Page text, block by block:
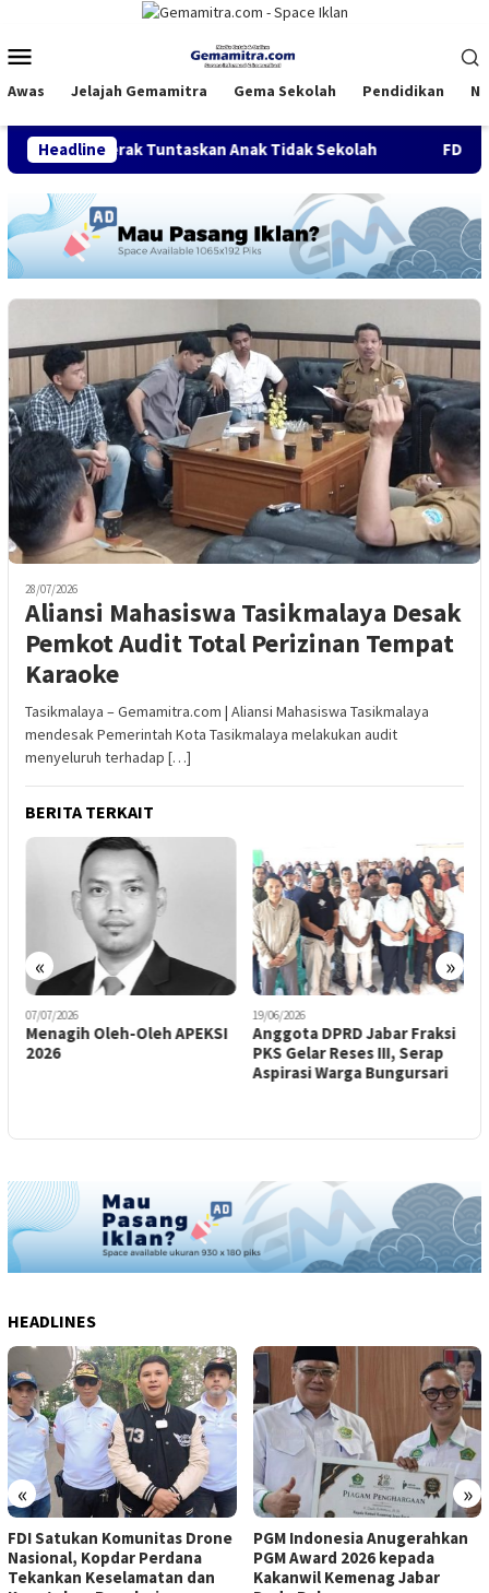
konten
Mobile
Awas Jelajah Gemamitra Gema Sekolah Pendidikan
Headline
Tuntaskan Anak Tidak Sekolah FDI Satukan
28/07/2026
Aliansi Mahasiswa Tasikmalaya Desak
Pemkot Audit Total Perizinan Tempat
Karaoke
Tasikmalaya – Gemamitra.com | Aliansi Mahasiswa Tasikmalaya
mendesak Pemerintah Kota Tasikmalaya melakukan audit
menyeluruh terhadap […]
BERITA TERKAIT
« »
07/07/2026
Menagih Oleh-Oleh APEKSI
2026
19/06/2026
Anggota DPRD Jabar Fraksi
PKS Gelar Reses III, Serap
Aspirasi Warga Bungursari
HEADLINES
« »
FDI Satukan Komunitas Drone
Nasional, Kopdar Perdana
Tekankan Keselamatan dan
PGM Indonesia Anugerahkan
PGM Award 2026 kepada
Kakanwil Kemenag Jabar